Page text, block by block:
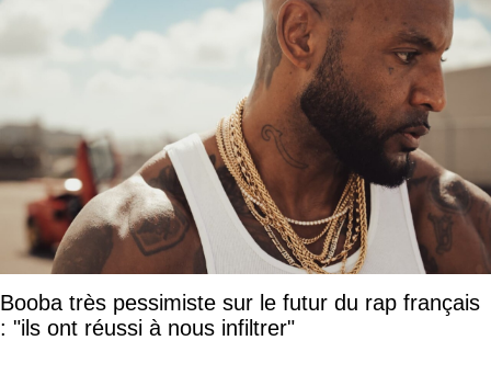
Booba très pessimiste sur le futur du rap français
: "ils ont réussi à nous infiltrer"